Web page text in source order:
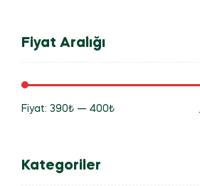
Fiyat Aralığı
Fiyat: 390₺ — 400₺
Kategoriler